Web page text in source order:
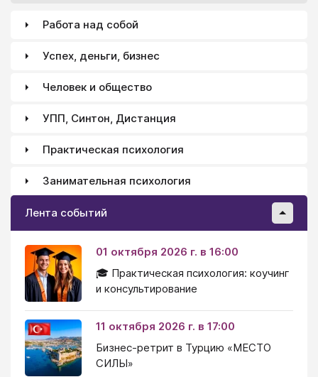
Работа над собой
Успех, деньги, бизнес
Человек и общество
УПП, Синтон, Дистанция
Практическая психология
Занимательная психология
Лента событий
01 октября 2026 г. в 16:00
🎓 Практическая психология: коучинг
и консультирование
11 октября 2026 г. в 17:00
Бизнес-ретрит в Турцию «МЕСТО
СИЛЫ»